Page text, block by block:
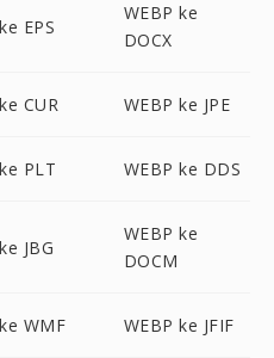
EPS
WEBP ke
DOCX
CUR WEBP ke JPE
PLT WEBP ke DDS
JBG
WEBP ke
DOCM
WMF WEBP ke JFIF